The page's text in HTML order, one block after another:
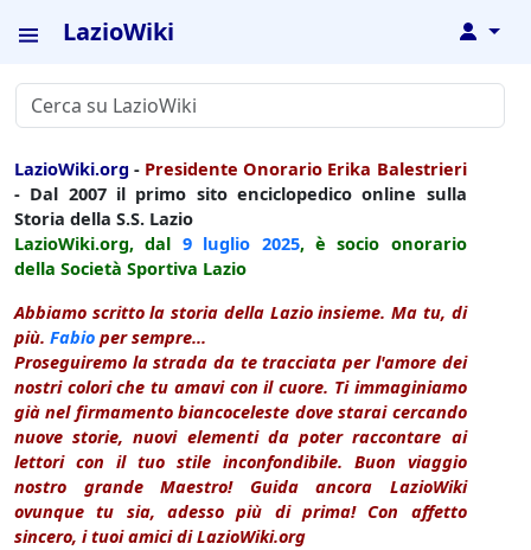
LazioWiki ↓
LazioWiki.org - Presidente Onorario Erika Balestrieri
- Dal 2007 il primo sito enciclopedico online sulla
Storia della S.S. Lazio
LazioWiki.org, dal 9 luglio 2025, è socio onorario
della Società Sportiva Lazio
Abbiamo scritto la storia della Lazio insieme. Ma tu, di
più. Fabio per sempre...
Proseguiremo la strada da te tracciata per l'amore dei
nostri colori che tu amavi con il cuore. Ti immaginiamo
già nel firmamento biancoceleste dove starai cercando
nuove storie, nuovi elementi da poter raccontare ai
lettori con il tuo stile inconfondibile. Buon viaggio
nostro grande Maestro! Guida ancora LazioWiki
ovunque tu sia, adesso più di prima! Con affetto
sincero, i tuoi amici di LazioWiki.org